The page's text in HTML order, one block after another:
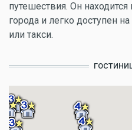
путешествия. Он
города и легко доступен
или такси.